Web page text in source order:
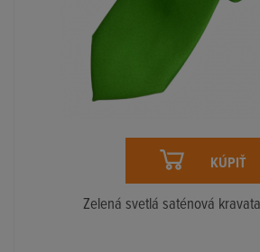
KÚPIŤ
Zelená svetlá saténová